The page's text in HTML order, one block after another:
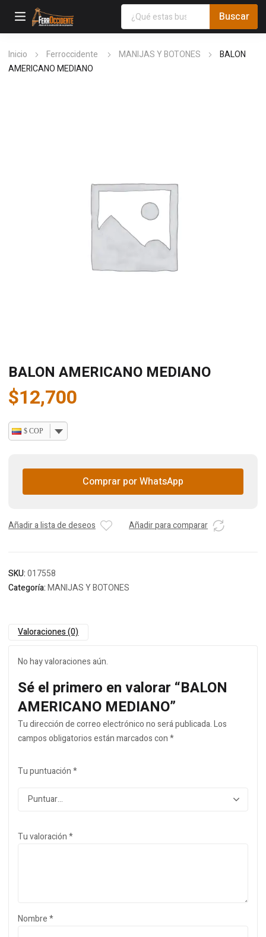
Inicio Ferroccidente MANIJAS Y BOTONES
BALON
AMERICANO MEDIANO
BALON AMERICANO MEDIANO
$12,700
$ COP
Comprar por WhatsApp
Añadir a lista de deseos Añadir para comparar
SKU:017558
Categoría:MANIJAS Y BOTONES
Valoraciones (0)
No hay valoraciones aún.
Sé el primero en valorar “BALON
AMERICANO MEDIANO”
Tu dirección de correo electrónico no será publicada.Los
campos obligatorios están marcados con*
Tu puntuación*
Tu valoración*
Nombre*